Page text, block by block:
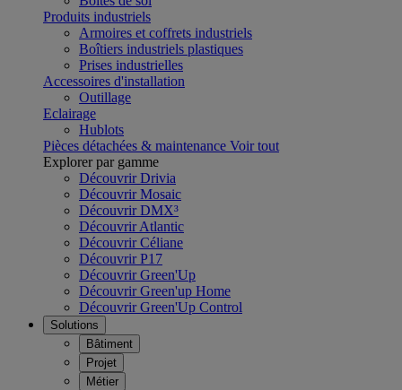
Produits industriels
Armoires et coffrets industriels
Boîtiers industriels plastiques
Prises industrielles
Accessoires d'installation
Outillage
Eclairage
Hublots
Pièces détachées & maintenance Voir tout
Explorer par gamme
Découvrir Drivia
Découvrir Mosaic
Découvrir DMX³
Découvrir Atlantic
Découvrir Céliane
Découvrir P17
Découvrir Green'Up
Découvrir Green'up Home
Découvrir Green'Up Control
Solutions
Bâtiment
Projet
Métier